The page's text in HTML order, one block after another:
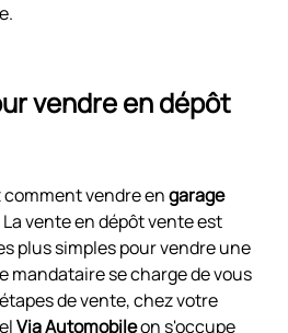
vendre en dépôt
comment vendre engarage
vente en dépôt vente est
plus simples pour vendre une
mandataire se charge de vous
de vente, chez votre
Via Automobileon s'occupe